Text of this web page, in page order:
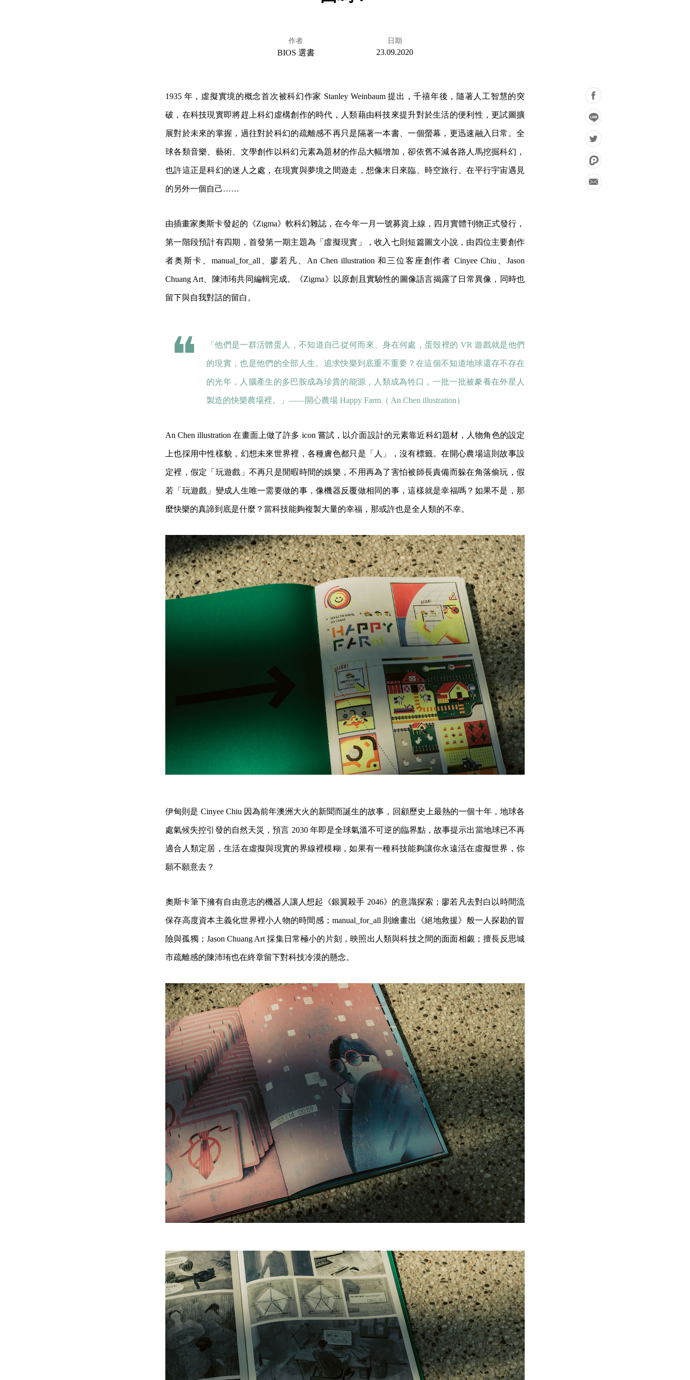
作者
BIOS 選書
日期
23.09.2020
1935 年，虛擬實境的概念首次被科幻作家 Stanley Weinbaum 提出，千禧年後，隨著人工智慧的突
破，在科技現實即將趕上科幻虛構創作的時代，人類藉由科技來提升對於生活的便利性，更試圖擴
展對於未來的掌握，過往對於科幻的疏離感不再只是隔著一本書、一個螢幕，更迅速融入日常。全
球各類音樂、藝術、文學創作以科幻元素為題材的作品大幅增加，卻依舊不減各路人馬挖掘科幻，
也許這正是科幻的迷人之處，在現實與夢境之間遊走，想像末日來臨、時空旅行、在平行宇宙遇見
的另外一個自己……
由插畫家奧斯卡發起的《Zigma》軟科幻雜誌，在今年一月一號募資上線，四月實體刊物正式發行，
第一階段預計有四期，首發第一期主題為「虛擬現實」，收入七則短篇圖文小說，由四位主要創作
者奥斯卡、manual_for_all、廖若凡、An Chen illustration 和三位客座創作者 Cinyee Chiu、Jason
Chuang Art、陳沛珛共同編輯完成。《Zigma》以原創且實驗性的圖像語言揭露了日常異像，同時也
留下與自我對話的留白。
「他們是一群活體蛋人，不知道自己從何而來、身在何處，蛋殼裡的 VR 遊戲就是他們
的現實，也是他們的全部人生。追求快樂到底重不重要？在這個不知道地球還存不存在
的光年，人腦產生的多巴胺成為珍貴的能源，人類成為牲口，一批一批被豢養在外星人
製造的快樂農場裡。」——開心農場 Happy Farm（ An Chen illustration）
An Chen illustration 在畫面上做了許多 icon 嘗試，以介面設計的元素靠近科幻題材，人物角色的設定
上也採用中性樣貌，幻想未來世界裡，各種膚色都只是「人」，沒有標籤。在開心農場這則故事設
定裡，假定「玩遊戲」不再只是閒暇時間的娛樂，不用再為了害怕被師長責備而躲在角落偷玩，假
若「玩遊戲」變成人生唯一需要做的事，像機器反覆做相同的事，這樣就是幸福嗎？如果不是，那
麼快樂的真諦到底是什麼？當科技能夠複製大量的幸福，那或許也是全人類的不幸。
伊甸則是 Cinyee Chiu 因為前年澳洲大火的新聞而誕生的故事，回顧歷史上最熱的一個十年，地球各
處氣候失控引發的自然天災，預言 2030 年即是全球氣溫不可逆的臨界點，故事提示出當地球已不再
適合人類定居，生活在虛擬與現實的界線裡模糊，如果有一種科技能夠讓你永遠活在虛擬世界，你
願不願意去？
奧斯卡筆下擁有自由意志的機器人讓人想起《銀翼殺手 2046》的意識探索；廖若凡去對白以時間流
保存高度資本主義化世界裡小人物的時間感；manual_for_all 則繪畫出《絕地救援》般一人探勘的冒
險與孤獨；Jason Chuang Art 採集日常極小的片刻，映照出人類與科技之間的面面相覷；擅長反思城
市疏離感的陳沛珛也在終章留下對科技冷漠的懸念。